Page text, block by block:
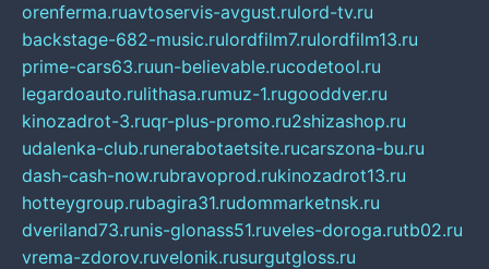
orenferma.ruavtoservis-avgust.rulord-tv.ru
backstage-682-music.rulordfilm7.rulordfilm13.ru
prime-cars63.ruun-believable.rucodetool.ru
legardoauto.rulithasa.rumuz-1.rugooddver.ru
kinozadrot-3.ruqr-plus-promo.ru2shizashop.ru
udalenka-club.runerabotaetsite.rucarszona-bu.ru
dash-cash-now.rubravoprod.rukinozadrot13.ru
hotteygroup.rubagira31.rudommarketnsk.ru
dveriland73.runis-glonass51.ruveles-doroga.rutb02.ru
vrema-zdorov.ruvelonik.rusurgutgloss.ru